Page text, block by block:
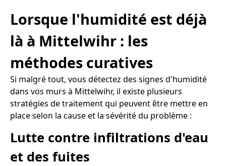
Lorsque l'humidité est déjà
là à Mittelwihr : les
méthodes curatives
Si malgré tout, vous détectez des signes d'humidité
dans vos murs à Mittelwihr, il existe plusieurs
stratégies de traitement qui peuvent être mettre en
place selon la cause et la sévérité du problème :
Lutte contre infiltrations d'eau
et des fuites